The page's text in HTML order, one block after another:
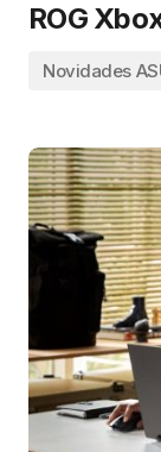
ROG
Novidades